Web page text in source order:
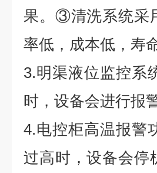
果。③清洗系统采
率低，成本低，寿
3.明渠液位监控系
时，设备会进行报
4.电控柜高温报警
过高时，设备会停